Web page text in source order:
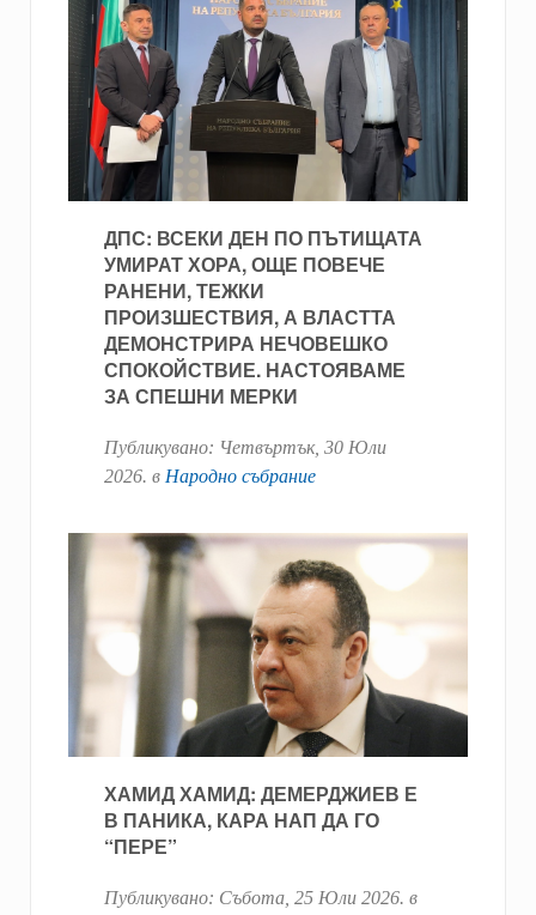
ДПС: ВСЕКИ ДЕН ПО ПЪТИЩАТА
УМИРАТ ХОРА, ОЩЕ ПОВЕЧЕ
РАНЕНИ, ТЕЖКИ
ПРОИЗШЕСТВИЯ, А ВЛАСТТА
ДЕМОНСТРИРА НЕЧОВЕШКО
СПОКОЙСТВИЕ. НАСТОЯВАМЕ
ЗА СПЕШНИ МЕРКИ
Публикувано: Четвъртък, 30 Юли
2026. в Народно събрание
ХАМИД ХАМИД: ДЕМЕРДЖИЕВ Е
В ПАНИКА, КАРА НАП ДА ГО
“ПЕРЕ”
Публикувано: Събота, 25 Юли 2026. в